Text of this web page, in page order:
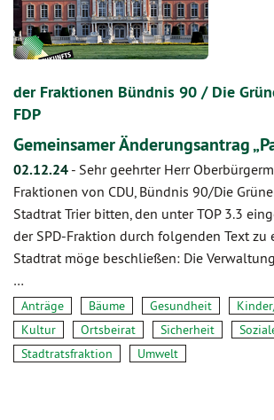
der Fraktionen Bündnis 90 / Die
FDP
Gemeinsamer Änderungsantrag
02.12.24 - Sehr geehrter Herr
Fraktionen von CDU, Bündnis 90/Die
Stadtrat Trier bitten, den unter TOP 3.3
der SPD-Fraktion durch folgenden Text zu
Stadtrat möge beschließen: Die
…
Anträge Bäume Gesundheit
Kultur
Ortsbeirat Sicherheit
Stadtratsfraktion
Umwelt